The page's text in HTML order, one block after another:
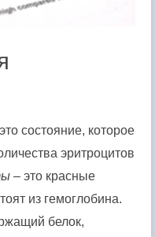
состояние, которое
эритроцитов
– это красные
из гемоглобина.
белок,